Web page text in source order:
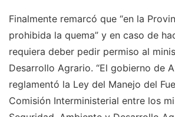
Finalmente remarcó que “en la
prohibida la quema” y en caso de
requiera deber pedir permiso al
Desarrollo Agrario. “El gobierno de
reglamentó la Ley del Manejo del
Comisión Interministerial entre los